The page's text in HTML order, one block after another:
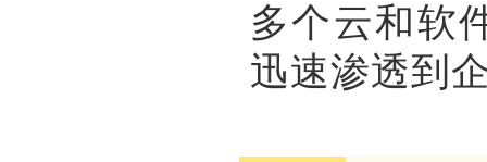
多个云和软
迅速渗透到